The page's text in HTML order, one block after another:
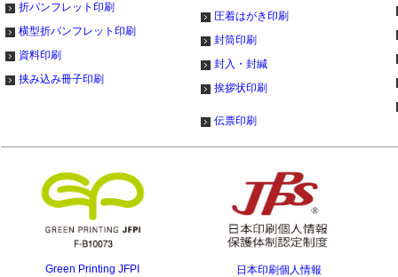
折パンフレット印刷
横型折パンフレット印刷
資料印刷
挟み込み冊子印刷
圧着はがき印刷
封筒印刷
封入・封緘
挨拶状印刷
伝票印刷
Green Printing JFPI
日本印刷個人情報